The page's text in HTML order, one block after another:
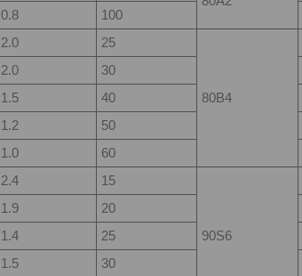
0.8 100
2.0 25
80B4
2.0 30
1.5 40
1.2 50
1.0 60
2.4 15
90S6
1.9 20
1.4 25
1.5 30